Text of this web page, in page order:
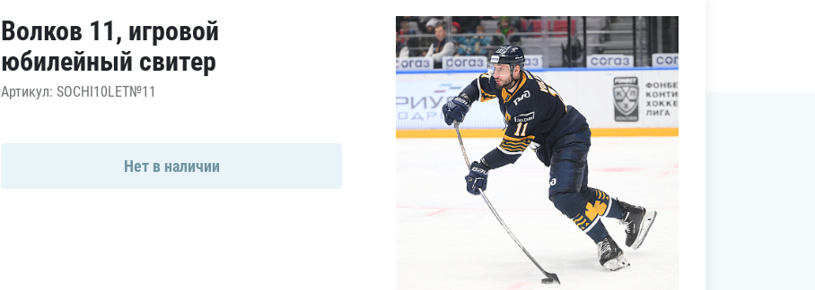
Барыс
Салават Юлаев
Сибирь
Волков 11, игровой
юбилейный свитер
Артикул: SOCHI10LET№11
Нет в наличии